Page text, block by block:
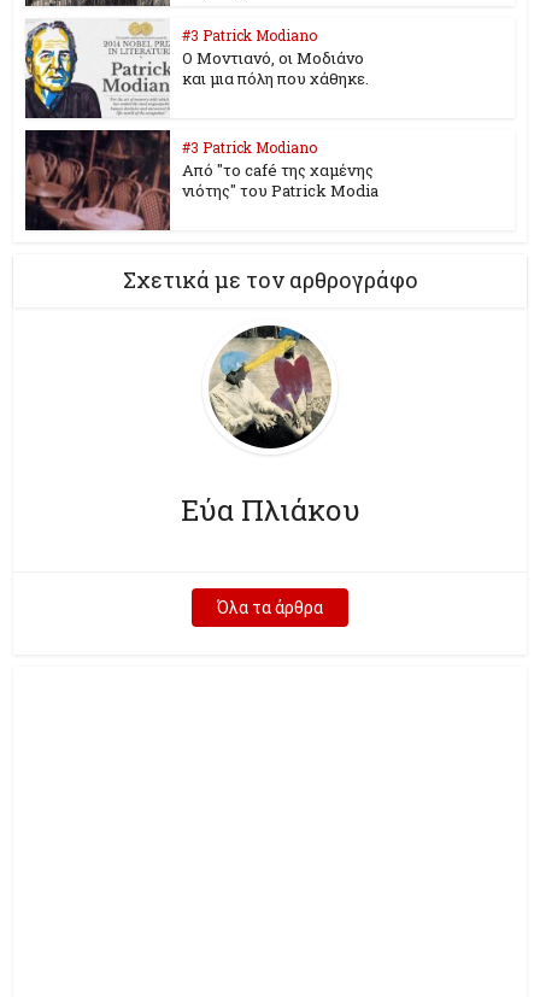
#3 Patrick Modiano
Ο Μοντιανό, οι Μοδιάνο
και μια πόλη που χάθηκε.
#3 Patrick Modiano
Από "το café της χαμένης
νιότης" του Patrick Modia
Σχετικά με τον αρθρογράφο
Εύα Πλιάκου
Όλα τα άρθρα